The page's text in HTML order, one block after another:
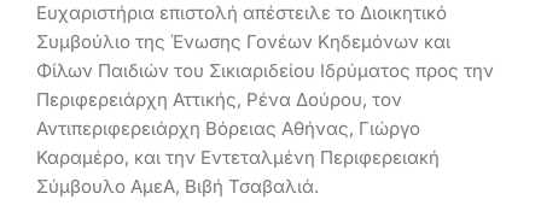
Ευχαριστήρια επιστολή απέστειλε το Διοικητικό
Συμβούλιο της Ένωσης Γονέων Κηδεμόνων και
Φίλων Παιδιών του Σικιαριδείου Ιδρύματος προς την
Περιφερειάρχη Αττικής, Ρένα Δούρου, τον
Αντιπεριφερειάρχη Βόρειας Αθήνας, Γιώργο
Καραμέρο, και την Εντεταλμένη Περιφερειακή
Σύμβουλο ΑμεΑ, Βιβή Τσαβαλιά.